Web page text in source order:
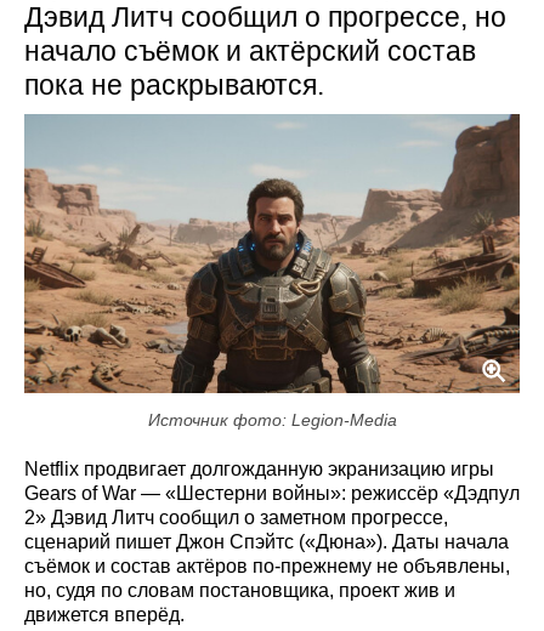
Дэвид Литч сообщил о прогрессе, но
начало съёмок и актёрский состав
пока не раскрываются.
Источник фото: Legion-Media
Netflix продвигает долгожданную экранизацию игры
Gears of War — «Шестерни войны»: режиссёр «Дэдпул
2» Дэвид Литч сообщил о заметном прогрессе,
сценарий пишет Джон Спэйтс («Дюна»). Даты начала
съёмок и состав актёров по‑прежнему не объявлены,
но, судя по словам постановщика, проект жив и
движется вперёд.